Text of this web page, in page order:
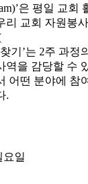
은 평일 교회
리 교회 자원봉
기’는 2주 과정
역을 감당할 수
어떤 분야에 참
.
요일